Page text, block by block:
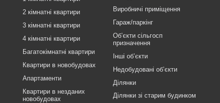
2 кімнатні квартири
3 кімнатні квартири
4 кімнатні квартири
Багатокімнатні квартири
Квартири в новобудовах
Апартаменти
Квартири в незданих
новобудовах
Виробничі приміщення
Гараж/паркінг
Об’єкти сільгосп
призначення
Інші об’єкти
Недобудовані об’єкти
Ділянки
Ділянки зі старим будинком